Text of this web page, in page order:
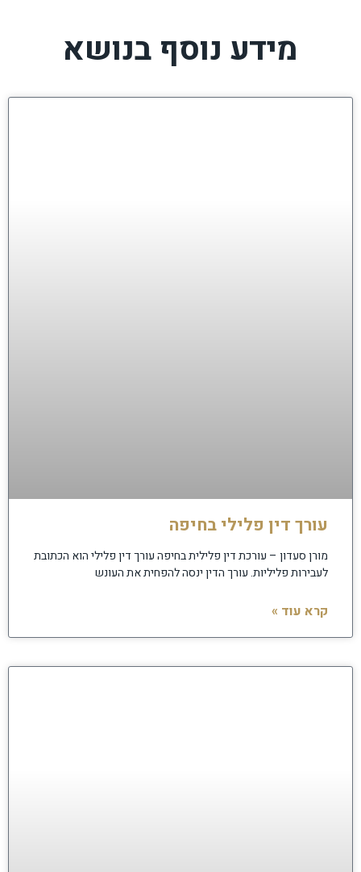
מידע נוסף בנושא
עורך דין פלילי בחיפה
מורן סעדון – עורכת דין פלילית בחיפה עורך דין פלילי הוא הכתובת
לעבירות פליליות. עורך הדין ינסה להפחית את העונש
קרא עוד »